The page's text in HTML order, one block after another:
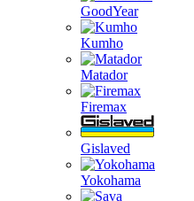
GoodYear
Kumho
Matador
Firemax
Gislaved
Yokohama